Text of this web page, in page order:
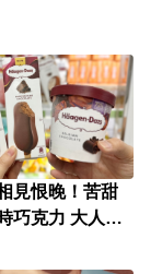
見恨晚！苦甜
巧克力 大人味